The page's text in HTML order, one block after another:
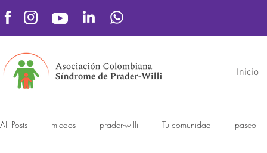
Inicio
All Posts miedos prader-willi Tu comunidad paseo